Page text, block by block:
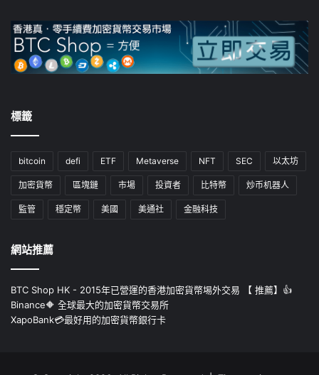
標籤
bitcoin defi ETF Metaverse NFT SEC 以太坊
加密貨幣 區塊鏈 市場 投資者 比特幣 炒币机器人
監管 穩定幣 美國 美通社 金融科技
網站推薦
BTC Shop HK - 2015年已營運的香港加密貨幣埸外交易 【 推薦】👍
Binance🔶 全球最大的加密貨幣交易所
XapoBank💳最好用的加密貨幣銀行卡